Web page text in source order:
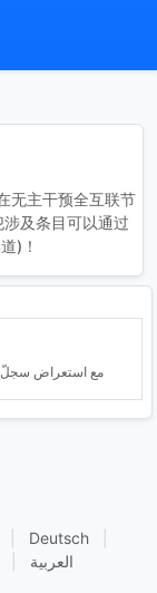
无主干预全互联节
及条目可以通过
)！
Deutsch
العربية